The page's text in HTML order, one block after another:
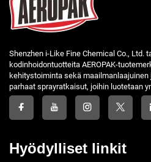
Shenzhen i-Like Fine Chemical Co., Ltd.
kodinhoidontuotteita AEROPAK-
kehitystoiminta sekä
parhaat sprayratkaisut, joihin luotetaan
Hyödylliset linkit